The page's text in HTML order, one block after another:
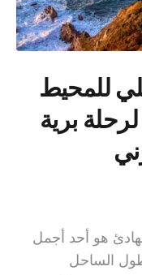
للمحيط
برية
هو أحد أجمل
الساحل